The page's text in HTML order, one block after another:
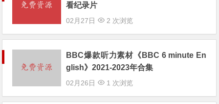
看纪录片
02月27日 2 次浏览
BBC爆款听力素材《BBC 6 minute En
glish》2021-2023年合集
02月26日 1 次浏览